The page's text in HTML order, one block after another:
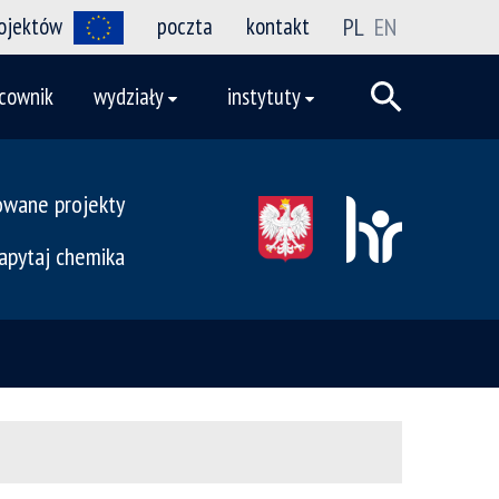
poczta kontakt PL EN
wydziały instytuty
projekty
chemika